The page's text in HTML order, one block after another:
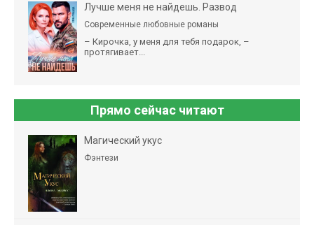
Лучше меня не найдешь. Развод
Современные любовные романы
– Кирочка, у меня для тебя подарок, –
протягивает...
Прямо сейчас читают
Магический укус
Фэнтези